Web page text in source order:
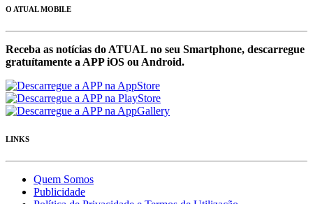
O ATUAL MOBILE
Receba as notícias do ATUAL no seu Smartphone, descarregue
gratuítamente a APP iOS ou Android.
LINKS
Quem Somos
Publicidade